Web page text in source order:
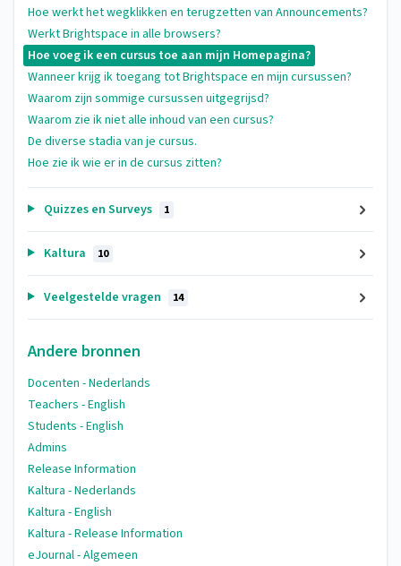
Hoe werkt het wegklikken en terugzetten van Announcements?
Werkt Brightspace in alle browsers?
Hoe voeg ik een cursus toe aan mijn Homepagina?
Wanneer krijg ik toegang tot Brightspace en mijn cursussen?
Waarom zijn sommige cursussen uitgegrijsd?
Waarom zie ik niet alle inhoud van een cursus?
De diverse stadia van je cursus.
Hoe zie ik wie er in de cursus zitten?
Quizzes en Surveys 1
Kaltura 10
Veelgestelde vragen 14
Andere bronnen
Docenten - Nederlands
Teachers - English
Students - English
Admins
Release Information
Kaltura - Nederlands
Kaltura - English
Kaltura - Release Information
eJournal - Algemeen